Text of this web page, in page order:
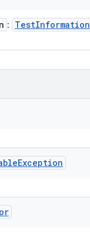
: TestInformation
Exception